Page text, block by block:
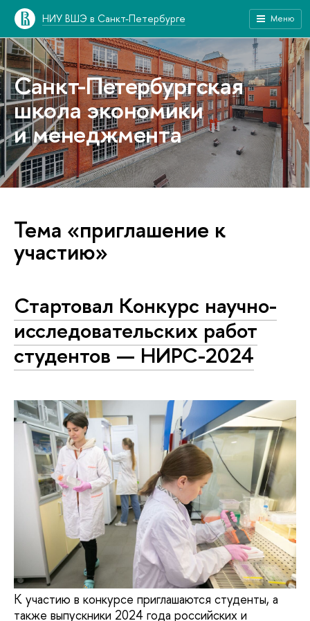
НИУ ВШЭ в Санкт-Петербурге Меню
Санкт-Петербургская
школа экономики
и менеджмента
Тема «приглашение к
участию»
Стартовал Конкурс научно-
исследовательских работ
студентов — НИРС-2024
К участию в конкурсе приглашаются студенты, а
также выпускники 2024 года российских и